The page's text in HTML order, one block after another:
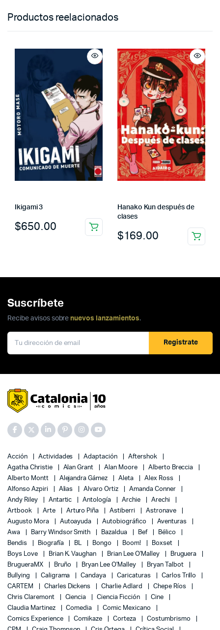
Productos reelacionados
Ikigami 3
$650.00
Hanako Kun después de
clases
$169.00
Suscríbete
Recibe avisos sobre nuevos lanzamientos.
Registrate
Acción Actividades Adaptación
Aftershok
Agatha Christie
Alan Grant Alan Moore
Alberto Breccia
Alberto Montt
Alejandra Gámez Aleta
Alex Ross
Alfonso Azpiri
Alias Alvaro Ortiz
Amanda Conner
Andy Riley
Antartic Antología Archie
Arechi
Artbook
Arte Arturo Piña Astiberri
Astronave
Augusto Mora
Autoayuda Autobiográfico
Aventuras
Awa
Barry Windsor Smith Bazaldua Bef
Bélico
Bendis
Biografía BL Bongo Boom!
Boxset
Boys Love
Brian K. Vaughan Brian Lee O'Malley
Bruguera
BrugueraMX
Bruño Bryan Lee O'Malley
Bryan Talbot
Bullying
Caligrama Candaya Caricaturas
Carlos Trillo
CARTEM
Charles Dickens Charlie Adlard
Chepe Ríos
Chris Claremont
Ciencia Ciencia Ficción
Cine
Claudia Martinez
Comedia
Comic Mexicano
Comics Experience
Comikaze Corteza
Costumbrismo